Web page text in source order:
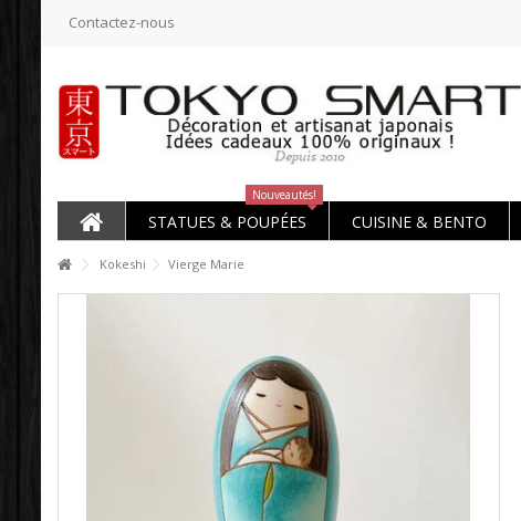
Contactez-nous
STATUES & POUPÉES
Nouveautés!
CUISINE & BENTO
Kokeshi Vierge Marie